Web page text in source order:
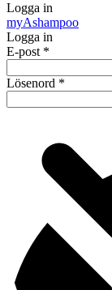
Logga in
myAshampoo
Logga in
E-post *
Lösenord *